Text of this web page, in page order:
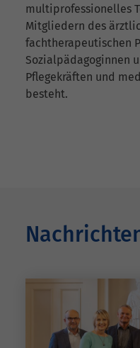
multiprofessionelles
Mitgliedern des
fachtherapeutischen
Sozialpädagoginnen
Pflegekräften und
besteht.